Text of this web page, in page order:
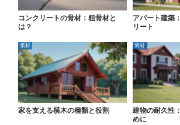
コンクリートの骨材：粗骨材と
は？
アパート建築
リート
素材
家を支える横木の種類と役割
素材
建物の耐久性
めに